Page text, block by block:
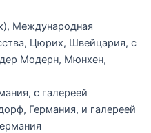
Международная
Цюрих, Швейцария, с
Модерн, Мюнхен,
с галереей
Германия, и галереей